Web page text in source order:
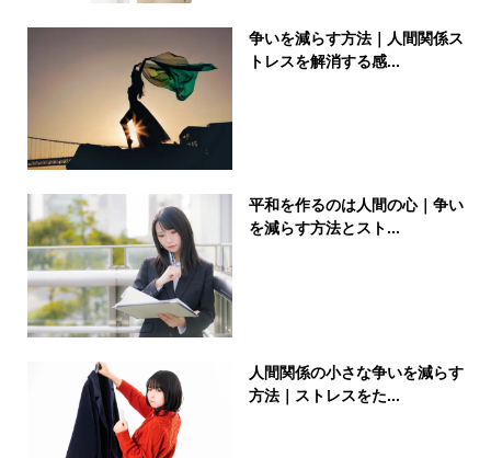
争いを減らす方法｜人間関係ス
トレスを解消する感...
平和を作るのは人間の心｜争い
を減らす方法とスト...
人間関係の小さな争いを減らす
方法｜ストレスをた...